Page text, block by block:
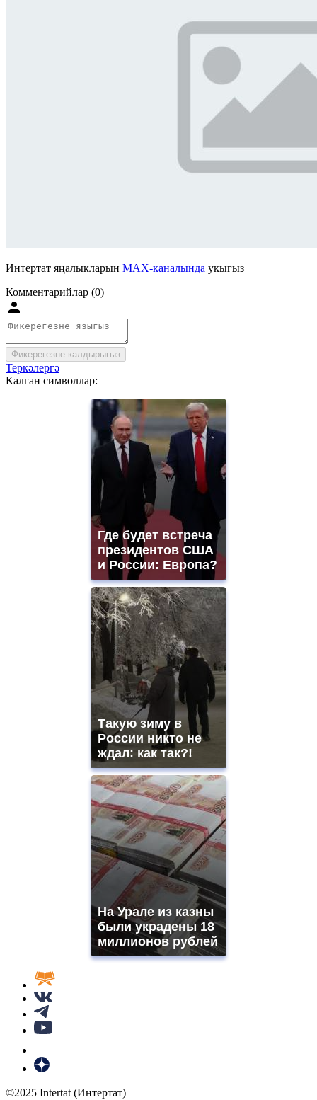
Интертат яңалыкларын MAX-каналында укыгыз
Комментарийлар (0)
Фикерегезне калдырыгыз
Теркәлергә
Калган символлар:
Где будет встреча
президентов США
и России: Европа?
Такую зиму в
России никто не
ждал: как так?!
На Урале из казны
были украдены 18
миллионов рублей
©2025 Intertat (Интертат)